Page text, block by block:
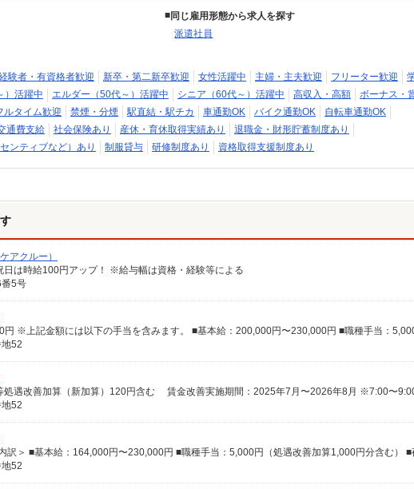
同じ雇用形態から求人を探す
派遣社員
験者・有資格者歓迎 新卒・第二新卒歓迎 女性活躍中 主婦・主夫歓迎 フリーター歓迎
）活躍中 エルダー（50代～）活躍中 シニア（60代～）活躍中 高収入・高額
ボーナス・
ルタイム歓迎 禁煙・分煙 駅直結・駅チカ 車通勤OK バイク通勤OK
自転車通勤OK
通費支給 社会保険あり 産休・育休取得実績あり
退職金・財形貯蓄制度あり
ンティブなど）あり
制服貸与 研修制度あり 資格取得支援制度あり
アクルー）
は時給100円アップ！ ※給与幅は資格・経験等による
5号
52
52
52